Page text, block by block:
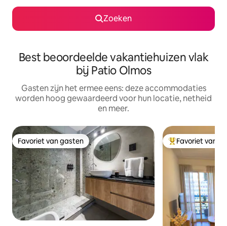
Zoeken
Best beoordeelde vakantiehuizen vlak
bij Patio Olmos
Gasten zijn het ermee eens: deze accommodaties
worden hoog gewaardeerd voor hun locatie, netheid
en meer.
Favoriet van gasten
Favoriet van gasten Topfavoriet van
Favoriet van